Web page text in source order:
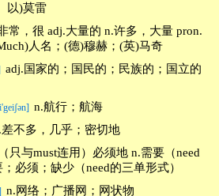
以)莫雷
常，很 adj.大量的 n.许多，大量 pron.
人名；(德)穆赫；(英)马奇
adj.国家的；国民的；民族的；国立的
n.航行；航海
差不多，几乎；密切地
只与must连用）必须地 n.需要（need
必须；缺少（need的三单形式）
n.网络；广播网；网状物